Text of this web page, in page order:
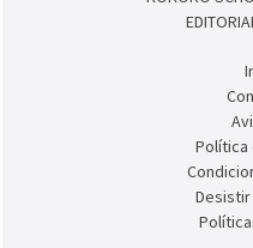
Libros de
Materiales
KOKORO